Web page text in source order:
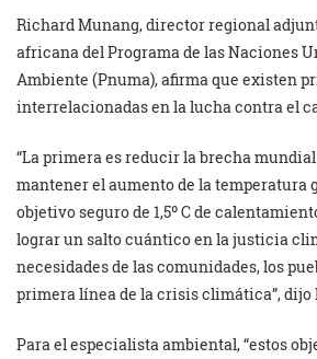
Richard Munang, director regional
africana del Programa de las Naciones
Ambiente (Pnuma), afirma que existen
interrelacionadas en la lucha contra el
“La primera es reducir la brecha
mantener el aumento de la temperatura
objetivo seguro de 1,5º C de
lograr un salto cuántico en la justicia
necesidades de las comunidades, los
primera línea de la crisis climática”, dijo
Para el especialista ambiental, “estos